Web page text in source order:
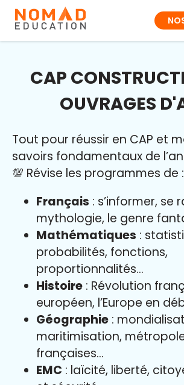
CAP
OUVRAGES
Tout pour réussir en CAP et
savoirs fondamentaux de
💯 Révise les programmes de :
Français : s’informer, se
mythologie, le genre
Mathématiques :
probabilités, fonctions,
proportionnalités…
Histoire : Révolution
européen, l’Europe en
Géographie :
maritimisation,
françaises…
EMC : laïcité, liberté,